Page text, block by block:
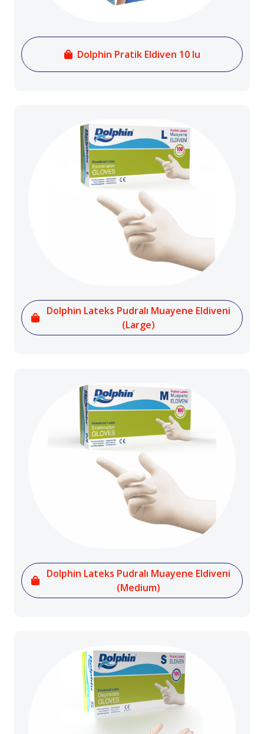
Dolphin Pratik Eldiven 10 lu
Dolphin Lateks Pudralı Muayene Eldiveni
(Large)
Dolphin Lateks Pudralı Muayene Eldiveni
(Medium)